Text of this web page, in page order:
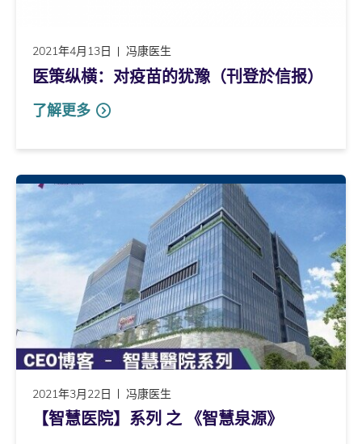
2021年4月13日 冯康医生
医策纵横：对疫苗的犹豫（刊登於信报）
了解更多
2021年3月22日 冯康医生
【智慧医院】系列 之 《智慧泉源》